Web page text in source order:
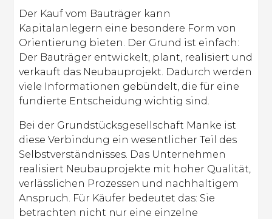
Der Kauf vom Bauträger kann
Kapitalanlegern eine besondere Form von
Orientierung bieten. Der Grund ist einfach:
Der Bauträger entwickelt, plant, realisiert und
verkauft das Neubauprojekt. Dadurch werden
viele Informationen gebündelt, die für eine
fundierte Entscheidung wichtig sind.
Bei der Grundstücksgesellschaft Manke ist
diese Verbindung ein wesentlicher Teil des
Selbstverständnisses. Das Unternehmen
realisiert Neubauprojekte mit hoher Qualität,
verlässlichen Prozessen und nachhaltigem
Anspruch. Für Käufer bedeutet das: Sie
betrachten nicht nur eine einzelne